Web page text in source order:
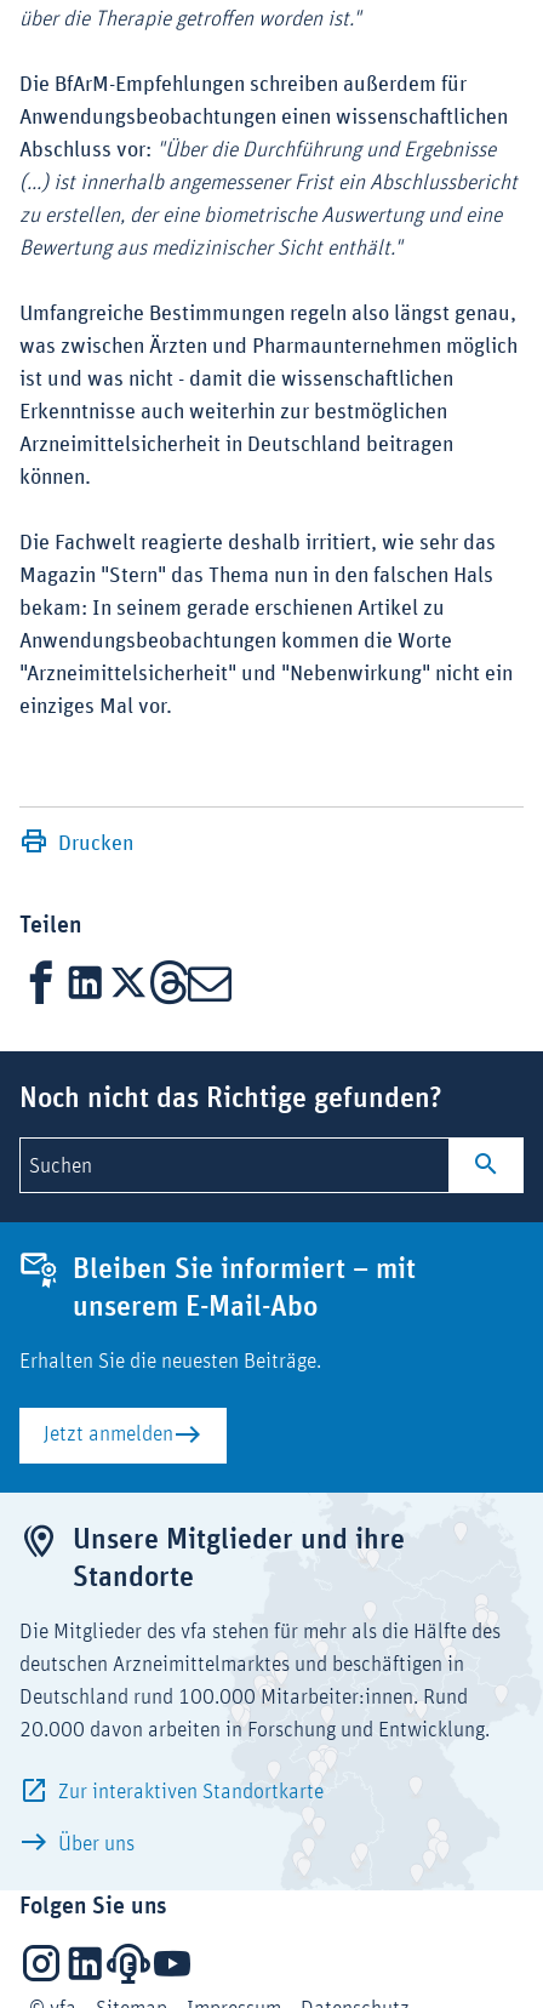
über die Therapie getroffen worden ist."
Die BfArM-Empfehlungen schreiben außerdem für
Anwendungsbeobachtungen einen wissenschaftlichen
Abschluss vor: "Über die Durchführung und Ergebnisse
(...) ist innerhalb angemessener Frist ein Abschlussbericht
zu erstellen, der eine biometrische Auswertung und eine
Bewertung aus medizinischer Sicht enthält."
Umfangreiche Bestimmungen regeln also längst genau,
was zwischen Ärzten und Pharmaunternehmen möglich
ist und was nicht - damit die wissenschaftlichen
Erkenntnisse auch weiterhin zur bestmöglichen
Arzneimittelsicherheit in Deutschland beitragen
können.
Die Fachwelt reagierte deshalb irritiert, wie sehr das
Magazin "Stern" das Thema nun in den falschen Hals
bekam: In seinem gerade erschienen Artikel zu
Anwendungsbeobachtungen kommen die Worte
"Arzneimittelsicherheit" und "Nebenwirkung" nicht ein
einziges Mal vor.
Drucken
Teilen
FacebookLinkedIn
X Threads
Mail
Noch nicht das Richtige gefunden?
Suchen
Bleiben Sie informiert – mit
unserem E-Mail-Abo
Erhalten Sie die neuesten Beiträge.
Jetzt anmelden
Unsere Mitglieder und ihre
Standorte
Die Mitglieder des vfa stehen für mehr als die Hälfte des
deutschen Arzneimittelmarktes und beschäftigen in
Deutschland rund 100.000 Mitarbeiter:innen. Rund
20.000 davon arbeiten in Forschung und Entwicklung.
Zur interaktiven Standortkarte
Über uns
Folgen Sie uns
InstagramLinkedInPodcastsYouTube